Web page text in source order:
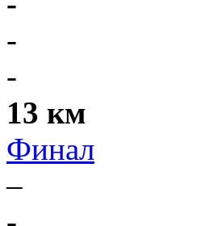
-
-
13 км
Финал
–